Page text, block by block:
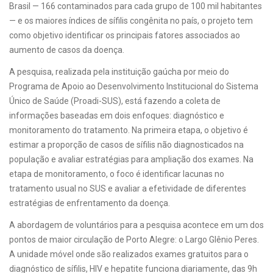
Brasil — 166 contaminados para cada grupo de 100 mil habitantes
— e os maiores índices de sífilis congênita no país, o projeto tem
como objetivo identificar os principais fatores associados ao
aumento de casos da doença.
A pesquisa, realizada pela instituição gaúcha por meio do
Programa de Apoio ao Desenvolvimento Institucional do Sistema
Único de Saúde (Proadi-SUS), está fazendo a coleta de
informações baseadas em dois enfoques: diagnóstico e
monitoramento do tratamento. Na primeira etapa, o objetivo é
estimar a proporção de casos de sífilis não diagnosticados na
população e avaliar estratégias para ampliação dos exames. Na
etapa de monitoramento, o foco é identificar lacunas no
tratamento usual no SUS e avaliar a efetividade de diferentes
estratégias de enfrentamento da doença.
A abordagem de voluntários para a pesquisa acontece em um dos
pontos de maior circulação de Porto Alegre: o Largo Glênio Peres.
A unidade móvel onde são realizados exames gratuitos para o
diagnóstico de sífilis, HIV e hepatite funciona diariamente, das 9h